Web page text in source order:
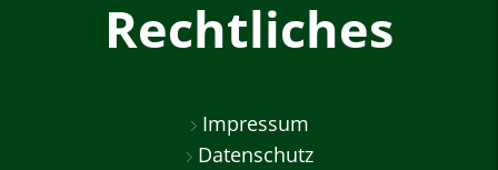
Rechtliches
Impressum
Datenschutz